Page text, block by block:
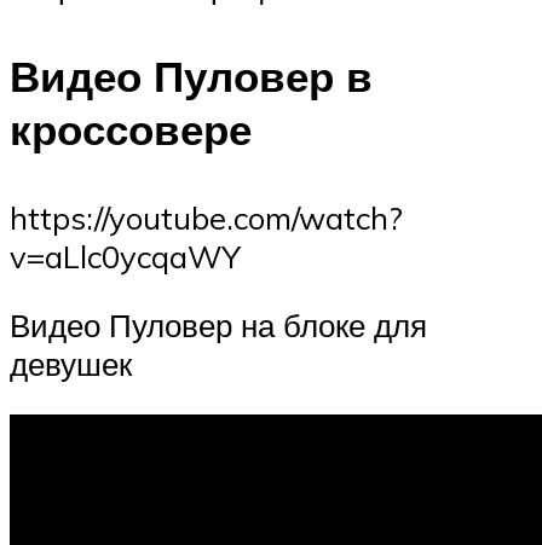
Видео Пуловер в
кроссовере
https://youtube.com/watch?
v=aLlc0ycqaWY
Видео Пуловер на блоке для
девушек